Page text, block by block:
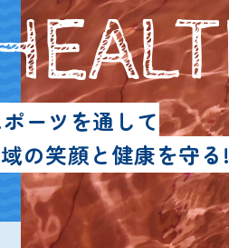
ーツを通して
の笑顔と健康を守る!